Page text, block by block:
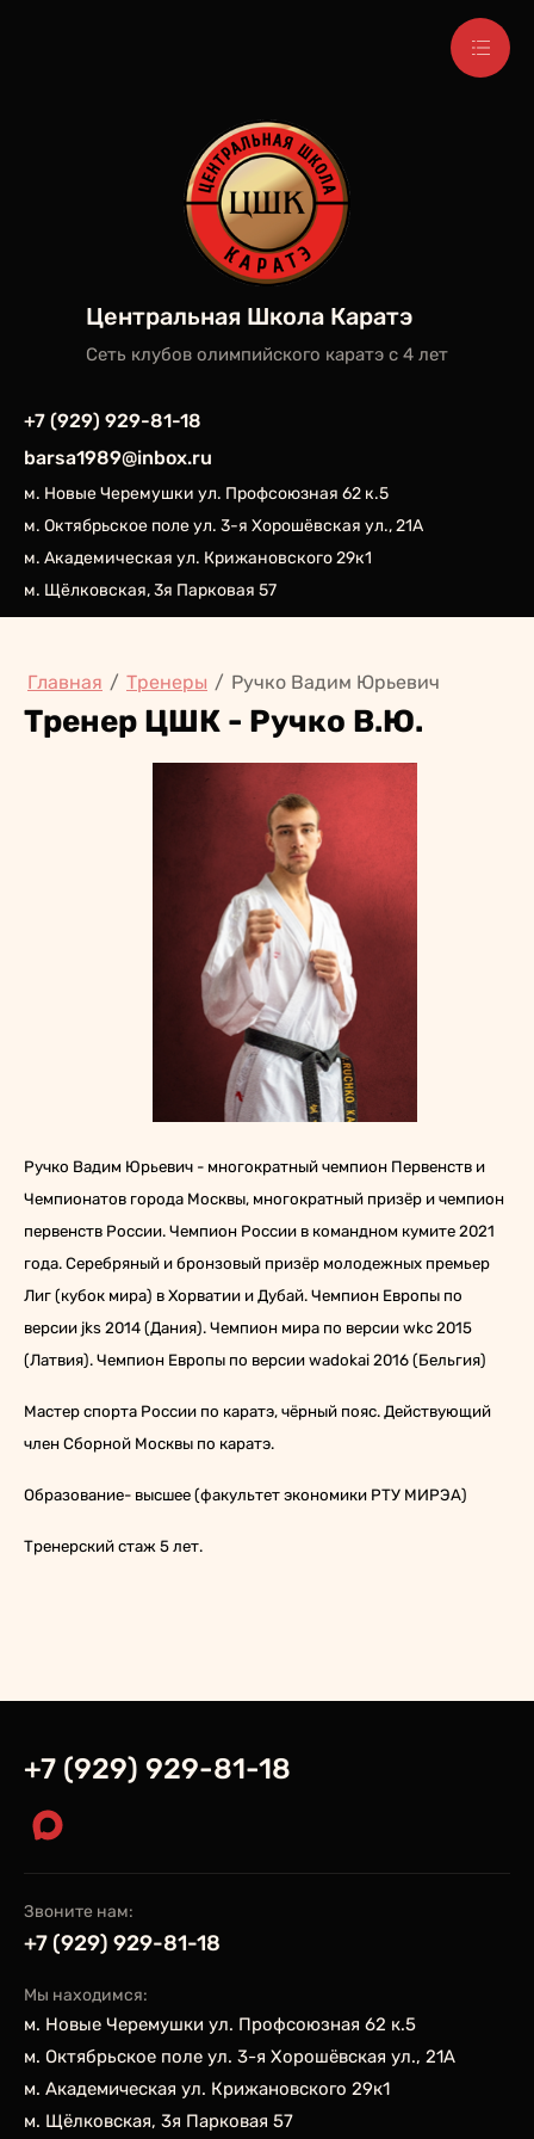
Центральная Школа Каратэ
Сеть клубов олимпийского каратэ c 4 лет
+7 (929) 929-81-18
barsa1989@inbox.ru
м. Новые Черемушки ул. Профсоюзная 62 к.5
м. Октябрьское поле ул. 3-я Хорошёвская ул., 21А
м. Академическая ул. Крижановского 29к1
м. Щёлковская, 3я Парковая 57
Главная / Тренеры / Ручко Вадим Юрьевич
Тренер ЦШК - Ручко В.Ю.
Ручко Вадим Юрьевич - многократный чемпион Первенств и
Чемпионатов города Москвы, многократный призёр и чемпион
первенств России. Чемпион России в командном кумите 2021
года. Серебряный и бронзовый призёр молодежных премьер
Лиг (кубок мира) в Хорватии и Дубай. Чемпион Европы по
версии jks 2014 (Дания). Чемпион мира по версии wkc 2015
(Латвия). Чемпион Европы по версии wadokai 2016 (Бельгия)
Мастер спорта России по каратэ, чёрный пояс. Действующий
член Сборной Москвы по каратэ.
Образование- высшее (факультет экономики РТУ МИРЭА)
Тренерский стаж 5 лет.
+7 (929) 929-81-18
Звоните нам:
+7 (929) 929-81-18
Мы находимся:
м. Новые Черемушки ул. Профсоюзная 62 к.5
м. Октябрьское поле ул. 3-я Хорошёвская ул., 21А
м. Академическая ул. Крижановского 29к1
м. Щёлковская, 3я Парковая 57